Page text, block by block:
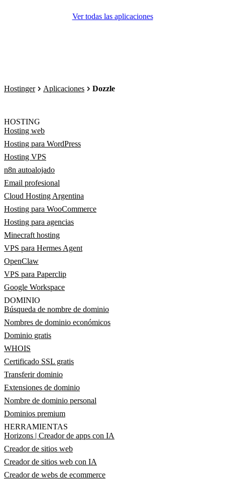
Ver todas las aplicaciones
Hostinger Aplicaciones Dozzle
HOSTING
Hosting web
Hosting para WordPress
Hosting VPS
n8n autoalojado
Email profesional
Cloud Hosting Argentina
Hosting para WooCommerce
Hosting para agencias
Minecraft hosting
VPS para Hermes Agent
OpenClaw
VPS para Paperclip
Google Workspace
DOMINIO
Búsqueda de nombre de dominio
Nombres de dominio económicos
Dominio gratis
WHOIS
Certificado SSL gratis
Transferir dominio
Extensiones de dominio
Nombre de dominio personal
Dominios premium
HERRAMIENTAS
Horizons | Creador de apps con IA
Creador de sitios web
Creador de sitios web con IA
Creador de webs de ecommerce